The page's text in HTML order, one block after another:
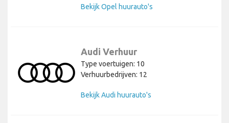
Bekijk Opel huurauto's
Audi Verhuur
Type voertuigen: 10
Verhuurbedrijven: 12
Bekijk Audi huurauto's